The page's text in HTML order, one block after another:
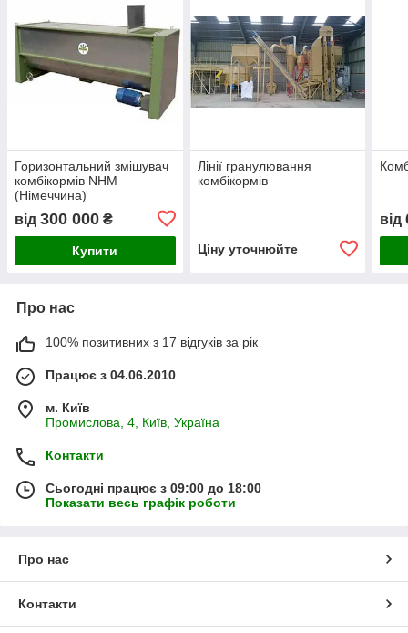
Горизонтальний змішувач
комбікормів NHM
(Німеччина)
від 300 000 ₴
Купити
Лінії гранулювання
комбікормів
Ціну уточнюйте
від
Про нас
100% позитивних з 17 відгуків за рік
Працює з 04.06.2010
м. Київ
Промислова, 4, Київ, Україна
Контакти
Сьогодні працює з 09:00 до 18:00
Показати весь графік роботи
Про нас
Контакти